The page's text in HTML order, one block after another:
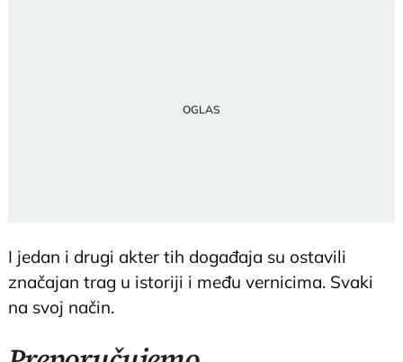
I jedan i drugi akter tih događaja su ostavili
značajan trag u istoriji i među vernicima. Svaki
na svoj način.